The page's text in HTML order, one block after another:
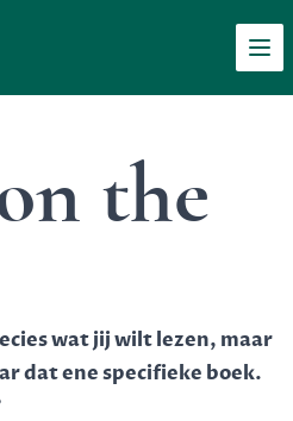
the
wat jij wilt lezen, maar
dat ene specifieke boek.